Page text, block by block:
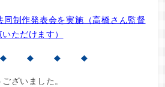
同制作発表会を実施（高橋さん監督
ただけます）
◆ ◆ ◆
ざいました。